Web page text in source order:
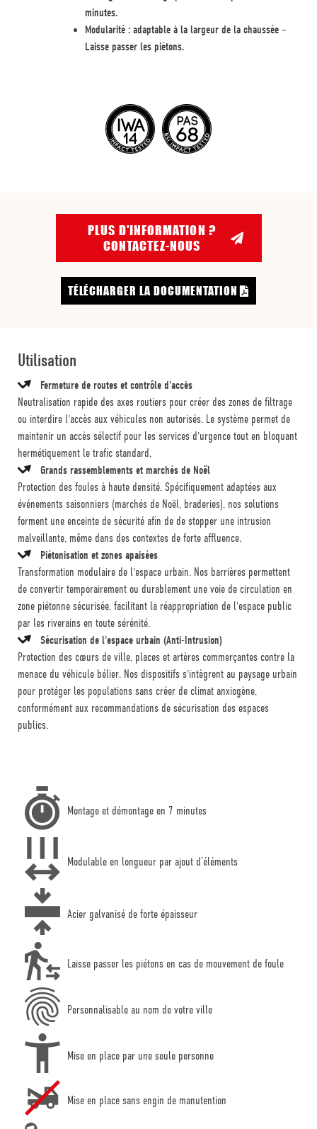
minutes.
Modularité : adaptable à la largeur de la chaussée –
Laisse passer les piétons.
PLUS D'INFORMATION ?
CONTACTEZ-NOUS
TÉLÉCHARGER LA DOCUMENTATION
Utilisation
Fermeture de routes et contrôle d'accès
Neutralisation rapide des axes routiers pour créer des zones de filtrage
ou interdire l'accès aux véhicules non autorisés. Le système permet de
maintenir un accès sélectif pour les services d'urgence tout en bloquant
hermétiquement le trafic standard.
Grands rassemblements et marchés de Noël
Protection des foules à haute densité. Spécifiquement adaptées aux
événements saisonniers (marchés de Noël, braderies), nos solutions
forment une enceinte de sécurité afin de de stopper une intrusion
malveillante, même dans des contextes de forte affluence.
Piétonisation et zones apaisées
Transformation modulaire de l'espace urbain. Nos barrières permettent
de convertir temporairement ou durablement une voie de circulation en
zone piétonne sécurisée, facilitant la réappropriation de l'espace public
par les riverains en toute sérénité.
Sécurisation de l'espace urbain (Anti-Intrusion)
Protection des cœurs de ville, places et artères commerçantes contre la
menace du véhicule bélier. Nos dispositifs s'intègrent au paysage urbain
pour protéger les populations sans créer de climat anxiogène,
conformément aux recommandations de sécurisation des espaces
publics.
Montage et démontage en 7 minutes
Modulable en longueur par ajout d’éléments
Acier galvanisé de forte épaisseur
Laisse passer les piétons en cas de mouvement de foule
Personnalisable au nom de votre ville
Mise en place par une seule personne
Mise en place sans engin de manutention